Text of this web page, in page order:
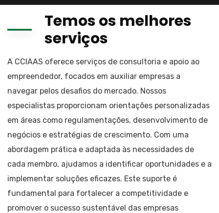
Temos os melhores
serviços
A CCIAAS oferece serviços de consultoria e apoio ao
empreendedor, focados em auxiliar empresas a
navegar pelos desafios do mercado. Nossos
especialistas proporcionam orientações personalizadas
em áreas como regulamentações, desenvolvimento de
negócios e estratégias de crescimento. Com uma
abordagem prática e adaptada às necessidades de
cada membro, ajudamos a identificar oportunidades e a
implementar soluções eficazes. Este suporte é
fundamental para fortalecer a competitividade e
promover o sucesso sustentável das empresas